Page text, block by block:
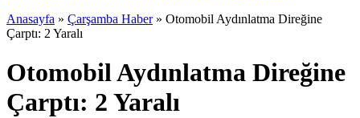
Anasayfa » Çarşamba Haber » Otomobil Aydınlatma Direğine
Çarptı: 2 Yaralı
Otomobil Aydınlatma Direğine
Çarptı: 2 Yaralı